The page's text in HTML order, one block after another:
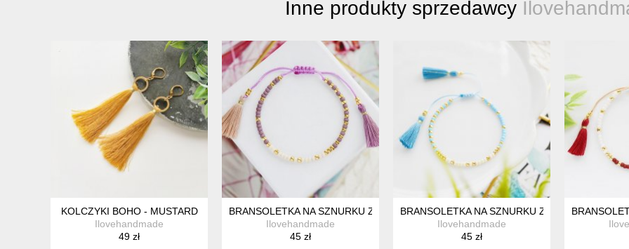
Inne produkty sprzedawcy
KOLCZYKI BOHO - MUSTARD
Ilovehandmade
49 zł
BRANSOLETKA NA SZNURKU Z CHWOSTAMI FIOLETOWO-KREMOWA MINIMAL
Ilovehandmade
45 zł
BRANSOLETKA NA SZNURKU Z CHWOSTAMI
Ilovehandmade
45 zł